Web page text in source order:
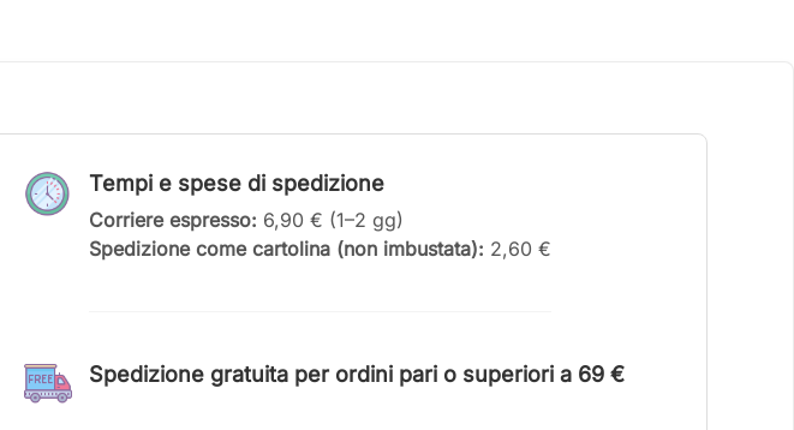
Tempi e spese di spedizione
Corriere espresso: 6,90 € (1–2 gg)
Spedizione come cartolina (non imbustata): 2,60 €
Spedizione gratuita per ordini pari o superiori a 69 €